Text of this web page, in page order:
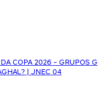
COPA 2026 - GRUPOS G
| JNEC 04